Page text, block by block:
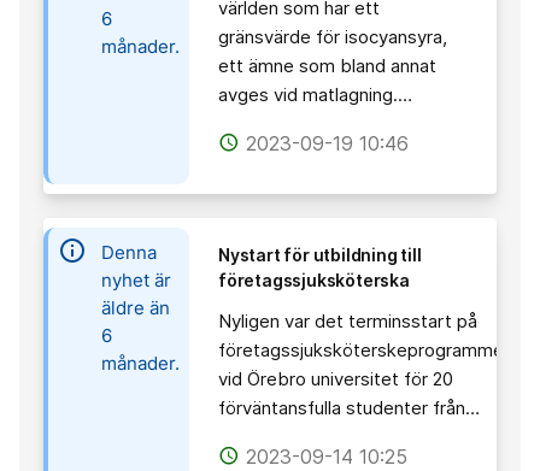
6
månader.
världen som har ett
gränsvärde för isocyansyra,
ett ämne som bland annat
avges vid matlagning.…
access_time 2023-09-19 10:46
information
Denna
nyhet är
äldre än
6
månader.
Nystart för utbildning till
företagssjuksköterska
Nyligen var det terminsstart på
företagssjuksköterskeprogrammet
vid Örebro universitet för 20
förväntansfulla studenter från…
access_time 2023-09-14 10:25